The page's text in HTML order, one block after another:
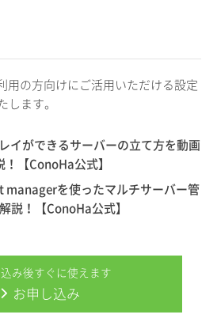
用の方向けにご活用いただける設定
ます。
イができるサーバーの立て方を動画
！【ConoHa公式】
managerを使ったマルチサーバー管
説！【ConoHa公式】
み後すぐに使えます
お申し込み